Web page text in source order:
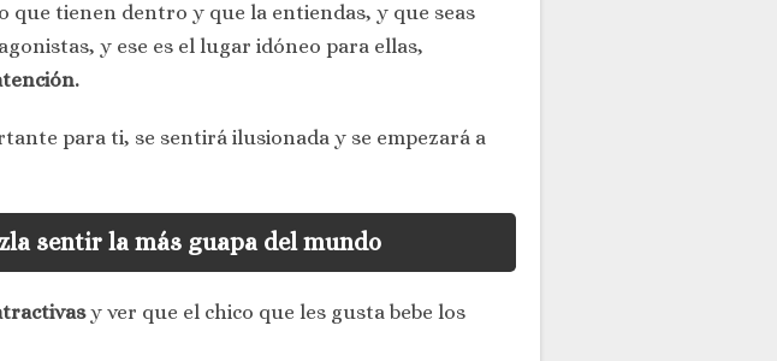
que tienen dentro y que la entiendas, y que seas
y ese es el lugar idóneo para ellas,
para ti, se sentirá ilusionada y se empezará a
sentir la más guapa del mundo
y ver que el chico que les gusta bebe los